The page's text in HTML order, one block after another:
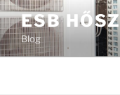
Tartalomhoz
ESB
Blog